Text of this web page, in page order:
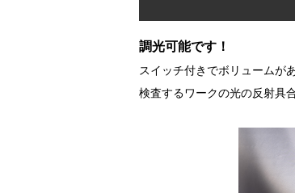
調光可能です！
スイッチ付きでボリュームが
検査するワークの光の反射具